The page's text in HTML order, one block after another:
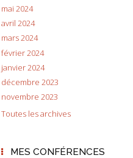
mai 2024
avril 2024
mars 2024
février 2024
janvier 2024
décembre 2023
novembre 2023
Toutes les archives
MES CONFÉRENCES